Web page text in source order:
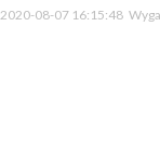
2020-08-07 16:15:48